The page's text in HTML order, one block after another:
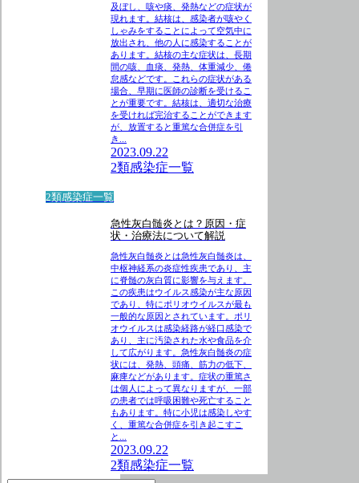
及ぼし、咳や痰、発熱などの症状が
現れます。結核は、感染者が咳やく
しゃみをすることによって空気中に
放出され、他の人に感染することが
あります。結核の主な症状は、長期
間の咳、血痰、発熱、体重減少、倦
怠感などです。これらの症状がある
場合、早期に医師の診断を受けるこ
とが重要です。結核は、適切な治療
を受ければ完治することができます
が、放置すると重篤な合併症を引
き...
2023.09.22
2類感染症一覧
2類感染症一覧
急性灰白髄炎とは？原因・症
状・治療法について解説
急性灰白髄炎とは急性灰白髄炎は、
中枢神経系の炎症性疾患であり、主
に脊髄の灰白質に影響を与えます。
この疾患はウイルス感染が主な原因
であり、特にポリオウイルスが最も
一般的な原因とされています。ポリ
オウイルスは感染経路が経口感染で
あり、主に汚染された水や食品を介
して広がります。急性灰白髄炎の症
状には、発熱、頭痛、筋力の低下、
麻痺などがあります。症状の重篤さ
は個人によって異なりますが、一部
の患者では呼吸困難や死亡すること
もあります。特に小児は感染しやす
く、重篤な合併症を引き起こすこ
と...
2023.09.22
2類感染症一覧